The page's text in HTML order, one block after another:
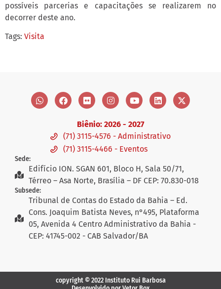
possíveis parcerias e capacitações se realizarem no
decorrer deste ano.
Tags: Visita
Biênio: 2026 - 2027
(71) 3115-4576 - Administrativo
(71) 3115-4466 - Eventos
Sede:
Edifício ION. SGAN 601, Bloco H, Sala 50/71,
Térreo – Asa Norte, Brasília – DF CEP: 70.830-018
Subsede:
Tribunal de Contas do Estado da Bahia – Ed.
Cons. Joaquim Batista Neves, n°495, Plataforma
05, Avenida 4 Centro Administrativo da Bahia -
CEP: 41745-002 - CAB Salvador/BA
copyright © 2022 Instituto Rui Barbosa